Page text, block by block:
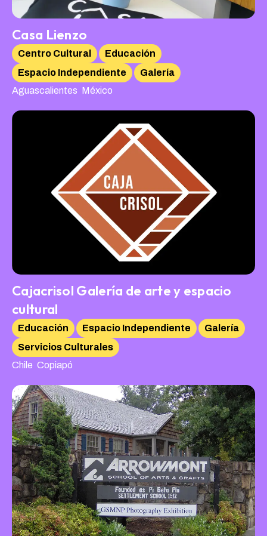
Casa Lienzo
Centro Cultural
Educación
Espacio Independiente
Galería
Aguascalientes México
Cajacrisol Galería de arte y espacio
cultural
Educación Espacio Independiente
Galería
Servicios Culturales
Chile Copiapó